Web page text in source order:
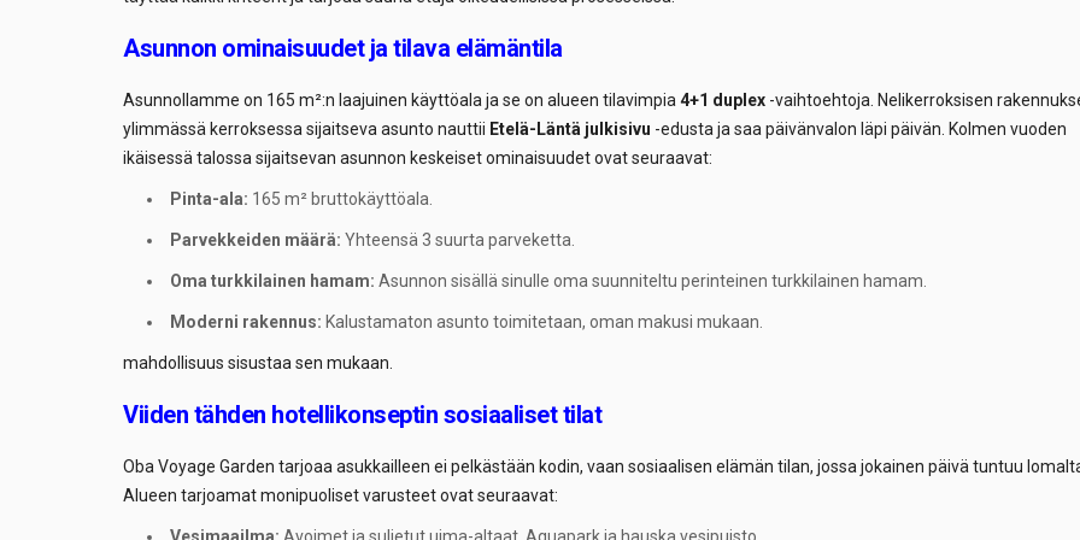
Asunnon ominaisuudet ja tilava elämäntila
Asunnollamme on 165 m²:n laajuinen käyttöala ja se on alueen tilavimpia 4+1 duplex -vaihtoehtoja. Nelikerroksisen
ylimmässä kerroksessa sijaitseva asunto nauttii Etelä-Läntä julkisivu -edusta ja saa päivänvalon läpi päivän. Kolmen vuoden
ikäisessä talossa sijaitsevan asunnon keskeiset ominaisuudet ovat seuraavat:
Pinta-ala: 165 m² bruttokäyttöala.
Parvekkeiden määrä: Yhteensä 3 suurta parveketta.
Oma turkkilainen hamam: Asunnon sisällä sinulle oma suunniteltu perinteinen turkkilainen hamam.
Moderni rakennus: Kalustamaton asunto toimitetaan, oman makusi mukaan.
mahdollisuus sisustaa sen mukaan.
Viiden tähden hotellikonseptin sosiaaliset tilat
Oba Voyage Garden tarjoaa asukkailleen ei pelkästään kodin, vaan sosiaalisen elämän tilan, jossa jokainen päivä tuntuu
Alueen tarjoamat monipuoliset varusteet ovat seuraavat: